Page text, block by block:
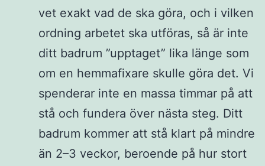
vet exakt vad de ska göra, och i vilken
ordning arbetet ska utföras, så är inte
ditt badrum ”upptaget” lika länge som
om en hemmafixare skulle göra det. Vi
spenderar inte en massa timmar på att
stå och fundera över nästa steg. Ditt
badrum kommer att stå klart på mindre
än 2–3 veckor, beroende på hur stort